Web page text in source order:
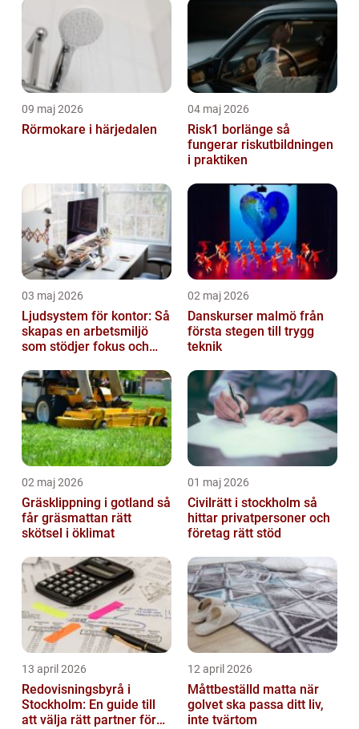
09 maj 2026
Rörmokare i härjedalen
04 maj 2026
Risk1 borlänge så
fungerar riskutbildningen
i praktiken
03 maj 2026
Ljudsystem för kontor: Så
skapas en arbetsmiljö
som stödjer fokus och
02 maj 2026
Danskurser malmö från
första stegen till trygg
teknik
02 maj 2026
Gräsklippning i gotland så
får gräsmattan rätt
skötsel i öklimat
01 maj 2026
Civilrätt i stockholm så
hittar privatpersoner och
företag rätt stöd
13 april 2026
Redovisningsbyrå i
Stockholm: En guide till
att välja rätt partner för
12 april 2026
Måttbeställd matta när
golvet ska passa ditt liv,
inte tvärtom